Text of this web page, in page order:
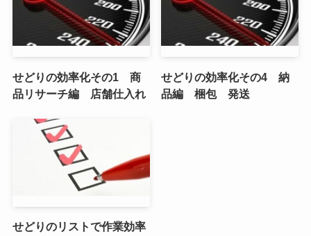
せどりの効率化その1 商
品リサーチ編 店舗仕入れ
せどりの効率化その4 納
品編 梱包 発送
せどりのリストで作業効率